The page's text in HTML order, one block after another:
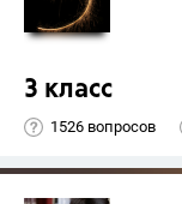
3 класс
1526 вопросов